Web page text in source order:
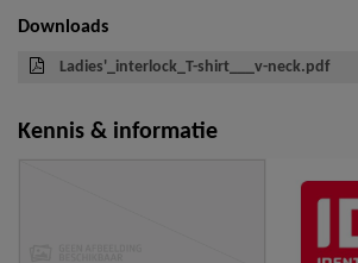
Downloads
Ladies'_interlock_T-shirt___v-neck.pdf
Kennis & informatie